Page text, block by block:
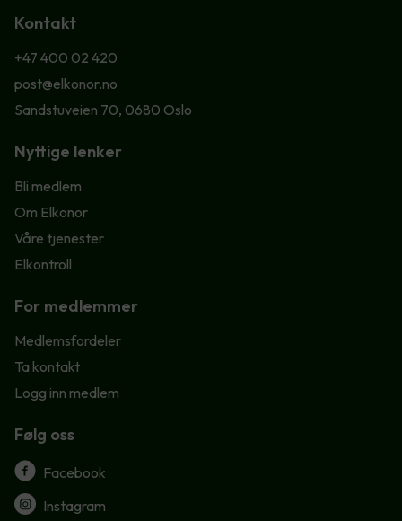
Kontakt
+47 400 02 420
post@elkonor.no
Sandstuveien 70, 0680 Oslo
Nyttige lenker
Bli medlem
Om Elkonor
Våre tjenester
Elkontroll
For medlemmer
Medlemsfordeler
Ta kontakt
Logg inn medlem
Følg oss
Facebook
Instagram